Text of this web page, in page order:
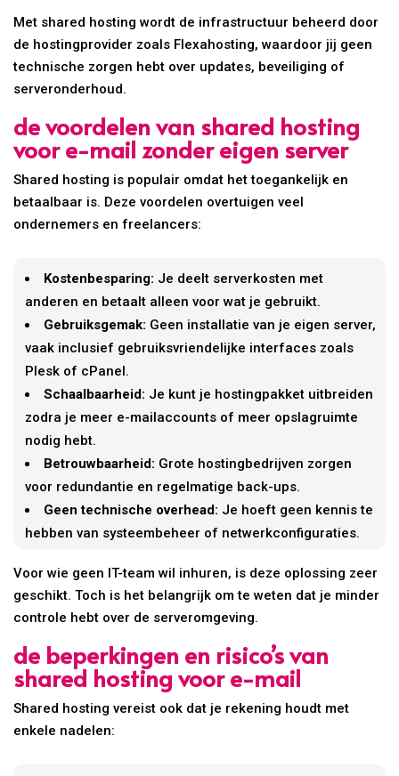
Met shared hosting wordt de infrastructuur beheerd door
de hostingprovider zoals Flexahosting, waardoor jij geen
technische zorgen hebt over updates, beveiliging of
serveronderhoud.
de voordelen van shared hosting
voor e-mail zonder eigen server
Shared hosting is populair omdat het toegankelijk en
betaalbaar is. Deze voordelen overtuigen veel
ondernemers en freelancers:
Kostenbesparing: Je deelt serverkosten met
anderen en betaalt alleen voor wat je gebruikt.
Gebruiksgemak: Geen installatie van je eigen server,
vaak inclusief gebruiksvriendelijke interfaces zoals
Plesk of cPanel.
Schaalbaarheid: Je kunt je hostingpakket uitbreiden
zodra je meer e-mailaccounts of meer opslagruimte
nodig hebt.
Betrouwbaarheid: Grote hostingbedrijven zorgen
voor redundantie en regelmatige back-ups.
Geen technische overhead: Je hoeft geen kennis te
hebben van systeembeheer of netwerkconfiguraties.
Voor wie geen IT-team wil inhuren, is deze oplossing zeer
geschikt. Toch is het belangrijk om te weten dat je minder
controle hebt over de serveromgeving.
de beperkingen en risico’s van
shared hosting voor e-mail
Shared hosting vereist ook dat je rekening houdt met
enkele nadelen: